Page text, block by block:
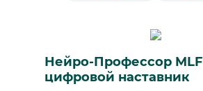
Нейро-Профессор
цифровой наставник